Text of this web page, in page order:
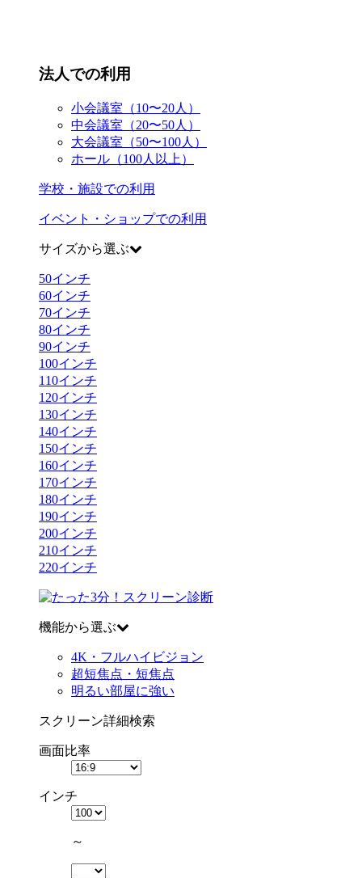
法人での利用
小会議室（10〜20人）
中会議室（20〜50人）
大会議室（50〜100人）
ホール（100人以上）
学校・施設での利用
イベント・ショップでの利用
サイズから選ぶ
50インチ
60インチ
70インチ
80インチ
90インチ
100インチ
110インチ
120インチ
130インチ
140インチ
150インチ
160インチ
170インチ
180インチ
190インチ
200インチ
210インチ
220インチ
機能から選ぶ
4K・フルハイビジョン
超短焦点・短焦点
明るい部屋に強い
スクリーン詳細検索
画面比率
インチ
～